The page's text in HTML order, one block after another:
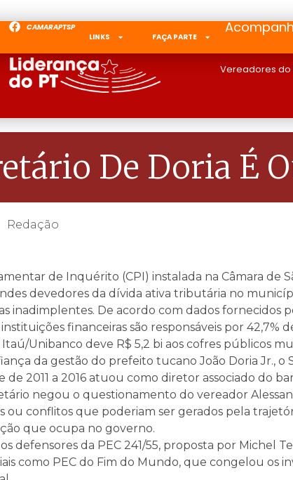
CAMARAPTSP
LINKS
FAÇA PARTE
Vereadores do
De Doria É
Redação
de Inquérito (CPI) instalada na Câmara de
devedores da dívida ativa tributária no
inadimplentes. De acordo com dados fornecidos
financeiras são responsáveis por 42,7%
Unibanco deve R$ 5,2 bi aos cofres públicos
da gestão do prefeito tucano João Doria Jr., o
de 2011 a 2016 atuou como diretor associado do
negou o questionamento do vereador
ou conflitos que poderiam ser gerados pela
que ocupa no governo.
defensores da PEC 241/55, proposta por Michel
como PEC do Fim do Mundo, que congelou os